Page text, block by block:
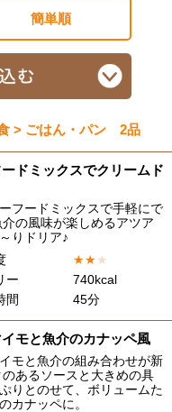
簡単順
> ごはん・パン 2品
ドミックスでクリームド
フードミックスで手軽にで
介の風味が楽しめるアツア
りドリア♪
★★★
ー
740kcal
間
45分
モと魚介のカナッペ風
モと魚介の組み合わせが新
あるソースと大きめの具
りとのせて、ボリュームた
カナッペに。